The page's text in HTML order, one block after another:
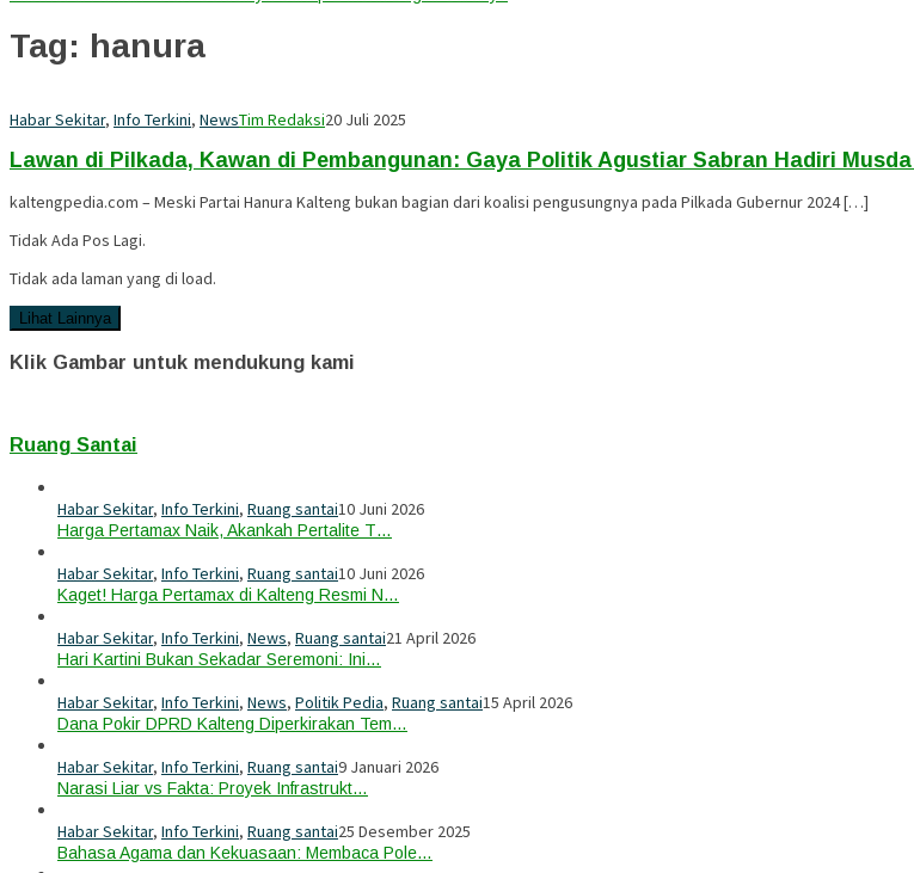
Tag: hanura
Habar Sekitar, Info Terkini, NewsTim Redaksi20 Juli 2025
Lawan di Pilkada, Kawan di Pembangunan: Gaya Politik Agustiar Sabran Hadiri
kaltengpedia.com – Meski Partai Hanura Kalteng bukan bagian dari koalisi pengusungnya pada Pilkada Gubernur 2024 […]
Tidak Ada Pos Lagi.
Tidak ada laman yang di load.
Lihat Lainnya
Klik Gambar untuk mendukung kami
Ruang Santai
Habar Sekitar, Info Terkini, Ruang santai10 Juni 2026
Harga Pertamax Naik, Akankah Pertalite T…
Habar Sekitar, Info Terkini, Ruang santai10 Juni 2026
Kaget! Harga Pertamax di Kalteng Resmi N…
Habar Sekitar, Info Terkini, News, Ruang santai21 April 2026
Hari Kartini Bukan Sekadar Seremoni: Ini…
Habar Sekitar, Info Terkini, News, Politik Pedia, Ruang santai15 April 2026
Dana Pokir DPRD Kalteng Diperkirakan Tem…
Habar Sekitar, Info Terkini, Ruang santai9 Januari 2026
Narasi Liar vs Fakta: Proyek Infrastrukt…
Habar Sekitar, Info Terkini, Ruang santai25 Desember 2025
Bahasa Agama dan Kekuasaan: Membaca Pole…